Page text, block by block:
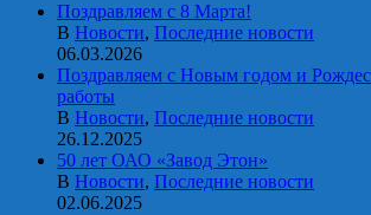
Поздравляем с 8 Марта!
В Новости, Последние новости
06.03.2026
Поздравляем с Новым годом и
работы
В Новости, Последние новости
26.12.2025
50 лет ОАО «Завод Этон»
В Новости, Последние новости
02.06.2025